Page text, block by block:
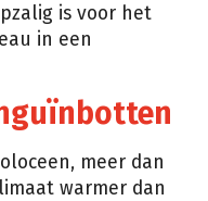
is voor het
in een
meer dan
warmer dan